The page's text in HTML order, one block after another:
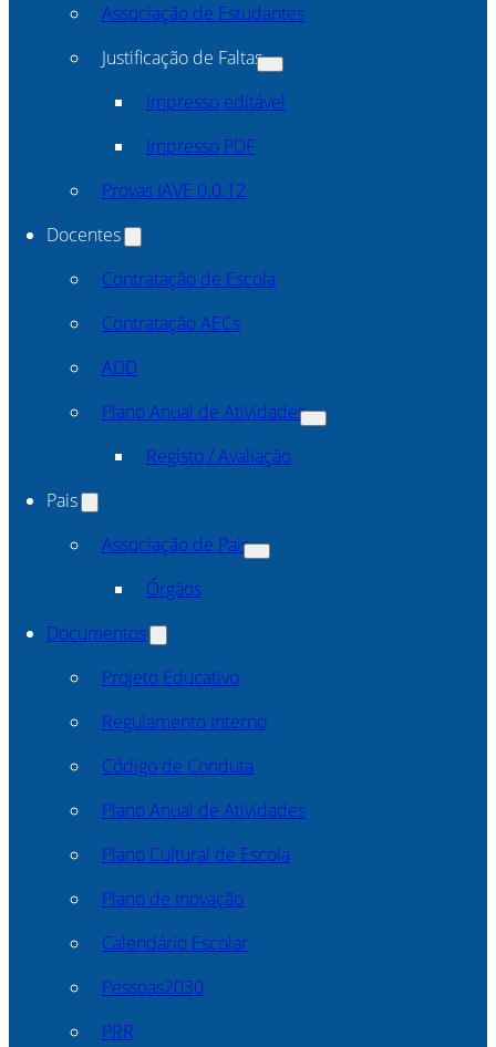
Associação de Estudantes
Justificação de Faltas
Impresso editável
Impresso PDF
Provas IAVE 0.0.12
Docentes
Contratação de Escola
Contratação AECs
ADD
Plano Anual de Atividades
Registo / Avaliação
Pais
Associação de Pais
Órgãos
Documentos
Projeto Educativo
Regulamento Interno
Código de Conduta
Plano Anual de Atividades
Plano Cultural de Escola
Plano de Inovação
Calendário Escolar
Pessoas2030
PRR